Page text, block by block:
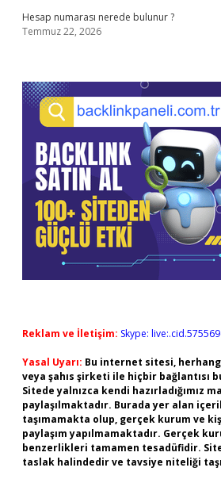
Hesap numarası nerede bulunur ?
Temmuz 22, 2026
Reklam ve İletişim: Skype:
Yasal Uyarı: Bu internet sitesi,
veya şahıs şirketi ile hiçbir bağlantısı
Sitede yalnızca kendi hazırladığımız
paylaşılmaktadır. Burada yer alan
taşımamakta olup, gerçek kurum ve
paylaşım yapılmamaktadır. Gerçek
benzerlikleri tamamen tesadüfidir.
taslak halindedir ve tavsiye niteliği